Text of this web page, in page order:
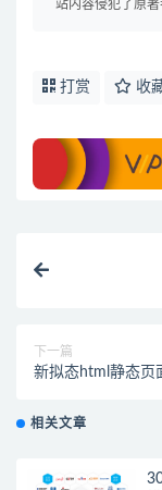
站内容侵犯了原著
打赏 收
下一篇
新拟态html静态页
相关文章